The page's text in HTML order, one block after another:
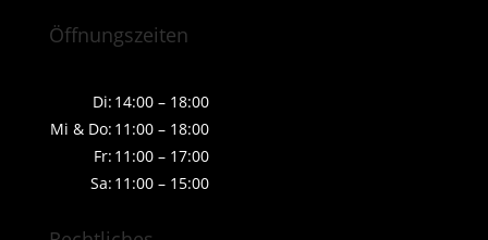
Öffnungszeiten
Di: 14:00 – 18:00
Mi & Do: 11:00 – 18:00
Fr: 11:00 – 17:00
Sa: 11:00 – 15:00